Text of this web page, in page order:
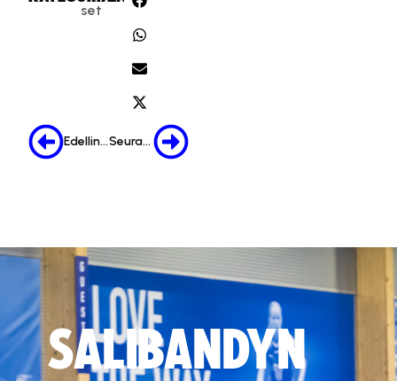
Hyväksy markkinointievästeet
set
Edellinen Seuraava
SALIBANDYN